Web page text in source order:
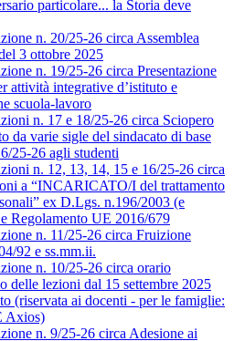
particolare... la Storia deve
n. 20/25-26 circa Assemblea
3 ottobre 2025
n. 19/25-26 circa Presentazione
attività integrative d’istituto e
scuola-lavoro
n. 17 e 18/25-26 circa Sciopero
da varie sigle del sindacato di base
25-26 agli studenti
n. 12, 13, 14, 15 e 16/25-26 circa
a “INCARICATO/I del trattamento
ex D.Lgs. n.196/2003 (e
Regolamento UE 2016/679
n. 11/25-26 circa Fruizione
92 e ss.mm.ii.
n. 10/25-26 circa orario
delle lezioni dal 15 settembre 2025
(riservata ai docenti - per le famiglie:
Axios)
n. 9/25-26 circa Adesione ai